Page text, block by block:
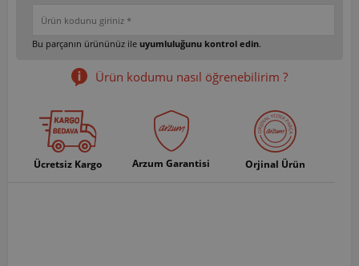
Bu parçanın ürününüz ile uyumluluğunu kontrol edin.
Ürün kodumu nasıl öğrenebilirim ?
Ücretsiz Kargo Arzum Garantisi Orjinal Ürün